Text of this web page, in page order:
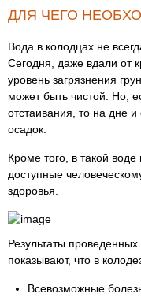
ДЛЯ ЧЕГО
Вода в колодцах не
Сегодня, даже вдали от
уровень загрязнения
может быть чистой. Но,
отстаивания, то на дне
осадок.
Кроме того, в такой
доступные
здоровья.
Результаты
показывают, что в
Всевозможные